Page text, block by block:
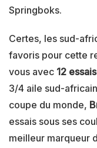
Springboks.
Certes, les sud-
favoris pour cette
vous avec 12 essais
3/4 aile sud-
coupe du monde,
essais sous ses
meilleur marqueur